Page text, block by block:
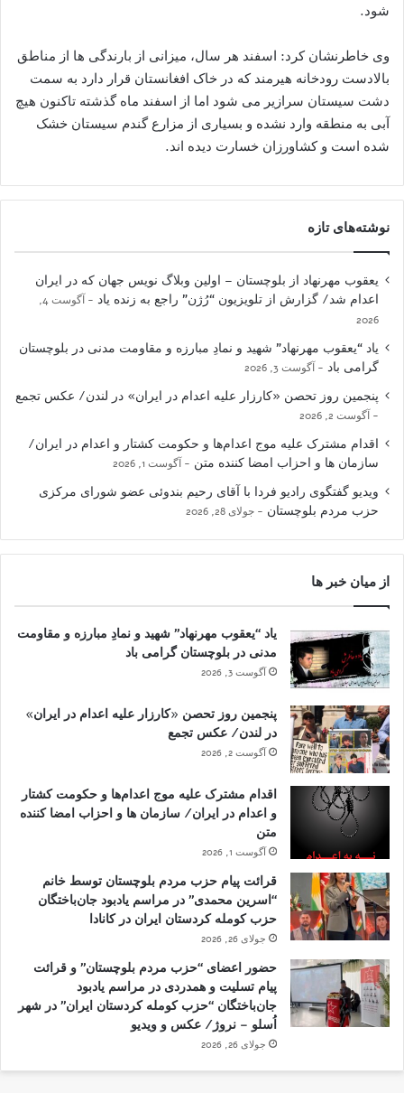
شود.
وی خاطرنشان کرد: اسفند هر سال، میزانی از بارندگی ها از مناطق
بالادست رودخانه هیرمند که در خاک افغانستان قرار دارد به سمت
دشت سیستان سرازیر می شود اما از اسفند ماه گذشته تاکنون هیچ
آبی به منطقه وارد نشده و بسیاری از مزارع گندم سیستان خشک
شده است و کشاورزان خسارت دیده اند.
نوشته‌های تازه
یعقوب مهرنهاد از بلوچستان – اولین وبلاگ نویس جهان که در ایران
اعدام شد/ گزارش از تلویزیون “رُژن” راجع به زنده یاد
آگوست 4,
2026
یاد “یعقوب مهرنهاد” شهید و نمادِ مبارزه و مقاومت مدنی در بلوچستان
گرامی باد
آگوست 3, 2026
پنجمین روز تحصن «کارزار علیه اعدام در ایران» در لندن/ عکس تجمع
آگوست 2, 2026
اقدام مشترک علیه موج اعدام‌ها و حکومت کشتار و اعدام در ایران/
سازمان ها و احزاب امضا کننده متن
آگوست 1, 2026
ویدیو گفتگوی رادیو فردا با آقای رحیم بندوئی عضو شورای مرکزی
حزب مردم بلوچستان
جولای 28, 2026
از میان خبر ها
یاد “یعقوب مهرنهاد” شهید و نمادِ مبارزه و مقاومت
مدنی در بلوچستان گرامی باد
آگوست 3, 2026
پنجمین روز تحصن «کارزار علیه اعدام در ایران»
در لندن/ عکس تجمع
آگوست 2, 2026
اقدام مشترک علیه موج اعدام‌ها و حکومت کشتار
و اعدام در ایران/ سازمان ها و احزاب امضا کننده
متن
آگوست 1, 2026
قرائت پیام حزب مردم بلوچستان توسط خانم
“اسرین محمدی” در مراسم یادبود جان‌باختگان
حزب کومله کردستان ایران در کانادا
جولای 26, 2026
حضور اعضای “حزب مردم بلوچستان” و قرائت
پیام تسلیت و همدردی در مراسم یادبود
جان‌باختگان “حزب کومله کردستان ایران” در شهر
اُسلو – نروژ/ عکس و ویدیو
جولای 26, 2026